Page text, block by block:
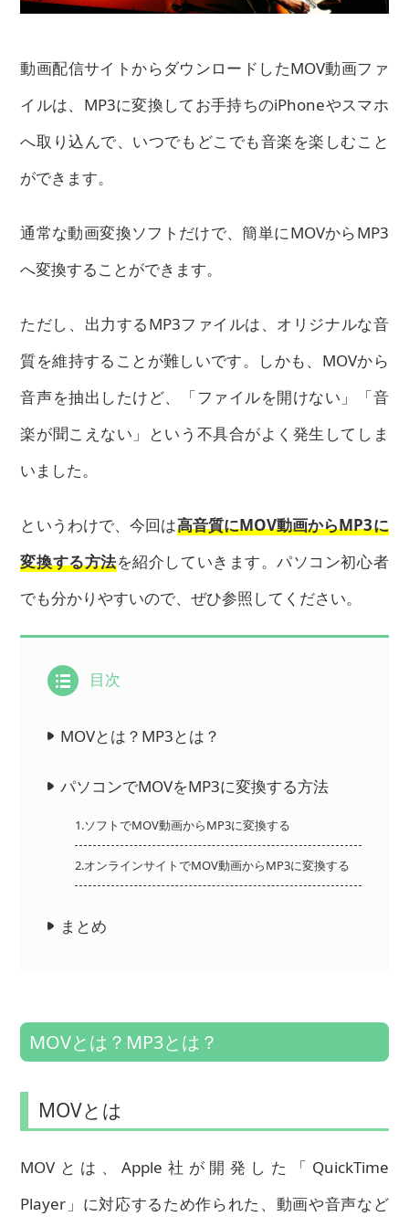
動画配信サイトからダウンロードしたMOV動画ファ
イルは、MP3に変換してお手持ちのiPhoneやスマホ
へ取り込んで、いつでもどこでも音楽を楽しむこと
ができます。
通常な動画変換ソフトだけで、簡単にMOVからMP3
へ変換することができます。
ただし、出力するMP3ファイルは、オリジナルな音
質を維持することが難しいです。しかも、MOVから
音声を抽出したけど、「ファイルを開けない」「音
楽が聞こえない」という不具合がよく発生してしま
いました。
というわけで、今回は高音質にMOV動画からMP3に
変換する方法を紹介していきます。パソコン初心者
でも分かりやすいので、ぜひ参照してください。
目次
MOVとは？MP3とは？
パソコンでMOVをMP3に変換する方法
1.ソフトでMOV動画からMP3に変換する
2.オンラインサイトでMOV動画からMP3に変換する
まとめ
MOVとは？MP3とは？
MOVとは
MOVとは、Apple社が開発した「QuickTime
Player」に対応するため作られた、動画や音声など